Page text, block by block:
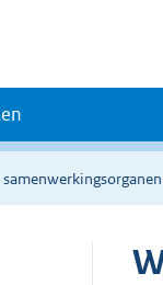
samenwerkingsorganen